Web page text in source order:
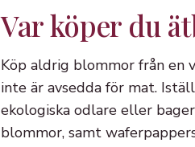
Var köper du
Köp aldrig blommor från en
inte är avsedda för mat.
ekologiska odlare eller
blommor, samt